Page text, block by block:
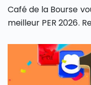
Café de la Bourse
meilleur PER 2026.
fonction de
tous les profils